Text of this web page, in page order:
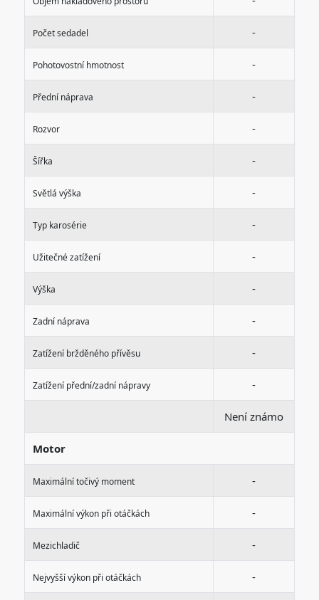
Počet sedadel -
Pohotovostní hmotnost -
Přední náprava -
Rozvor -
Šířka -
Světlá výška -
Typ karosérie -
Užitečné zatížení -
Výška -
Zadní náprava -
Zatížení bržděného přívěsu -
Zatížení přední/zadní nápravy -
Není známo
Motor
Maximální točivý moment -
Maximální výkon při otáčkách -
Mezichladič -
Nejvyšší výkon při otáčkách -